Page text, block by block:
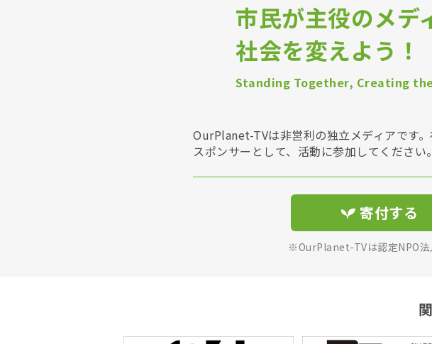
市民が主役のメデ
社会を変えよう！
Standing Together, Creating
OurPlanet-TVは非営利の独立メディアです
スポンサーとして、活動に参加してくださ
寄付する
※OurPlanet-TVは認定NPO法